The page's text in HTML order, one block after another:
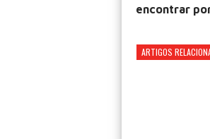
encontrar
ARTIGOS